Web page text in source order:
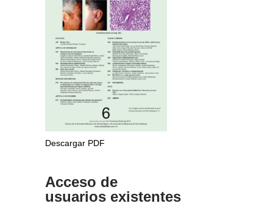
Descargar PDF
Acceso de
usuarios existentes